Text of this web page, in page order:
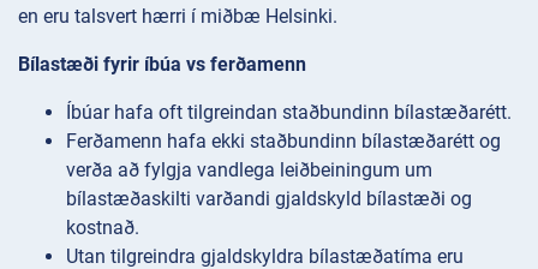
en eru talsvert hærri í miðbæ Helsinki.
Bílastæði fyrir íbúa vs ferðamenn
Íbúar hafa oft tilgreindan staðbundinn bílastæðarétt.
Ferðamenn hafa ekki staðbundinn bílastæðarétt og
verða að fylgja vandlega leiðbeiningum um
bílastæðaskilti varðandi gjaldskyld bílastæði og
kostnað.
Utan tilgreindra gjaldskyldra bílastæðatíma eru